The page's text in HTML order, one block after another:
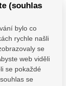
beden. Je
zámku.
samovolnému
dvířek a
před
přístupem.
6 ks
Kč
bez DPH
košíku
(souhlas
bylo co
rychle našli
se
web viděli
se pokaždé
se